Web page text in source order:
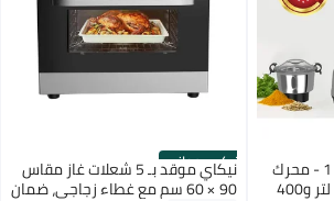
نيكاي خلاط نيكاي 3 في 1 - محرك
قوي 900 واط، 1.5 لتر، 1 لتر و400
تركيب مجاني نيكاي موقد بـ 5 شعلات غاز مقاس
90 × 60 سم مع غطاء زجاجي، ضمان